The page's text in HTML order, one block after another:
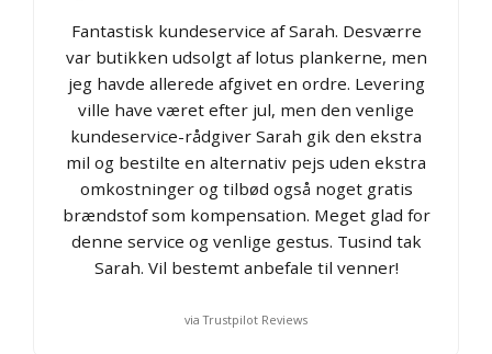
Fantastisk kundeservice af Sarah. Desværre
var butikken udsolgt af lotus plankerne, men
jeg havde allerede afgivet en ordre. Levering
ville have været efter jul, men den venlige
kundeservice-rådgiver Sarah gik den ekstra
mil og bestilte en alternativ pejs uden ekstra
omkostninger og tilbød også noget gratis
brændstof som kompensation. Meget glad for
denne service og venlige gestus. Tusind tak
Sarah. Vil bestemt anbefale til venner!
via Trustpilot Reviews